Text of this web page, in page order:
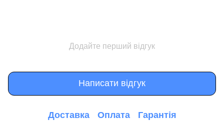
Додайте перший відгук
Написати відгук
Доставка Оплата Гарантія